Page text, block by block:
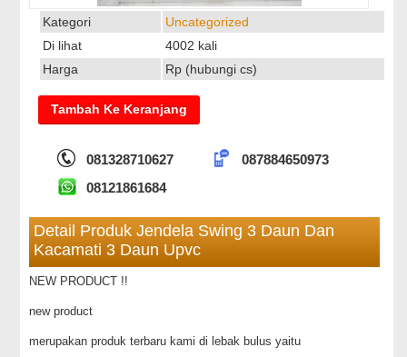
Kategori
Uncategorized
Di lihat
4002 kali
Harga
Rp (hubungi cs)
081328710627
087884650973
08121861684
Detail Produk Jendela Swing 3 Daun Dan
Kacamati 3 Daun Upvc
NEW PRODUCT !!
new product
merupakan produk terbaru kami di lebak bulus yaitu